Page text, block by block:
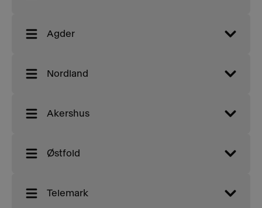
Agder
Nordland
Akershus
Østfold
Telemark